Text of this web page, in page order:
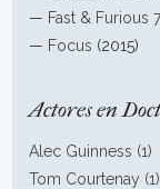
— Fast & Furious 7
— Focus (2015)
Actores en
Alec Guinness (1)
Tom Courtenay (1)